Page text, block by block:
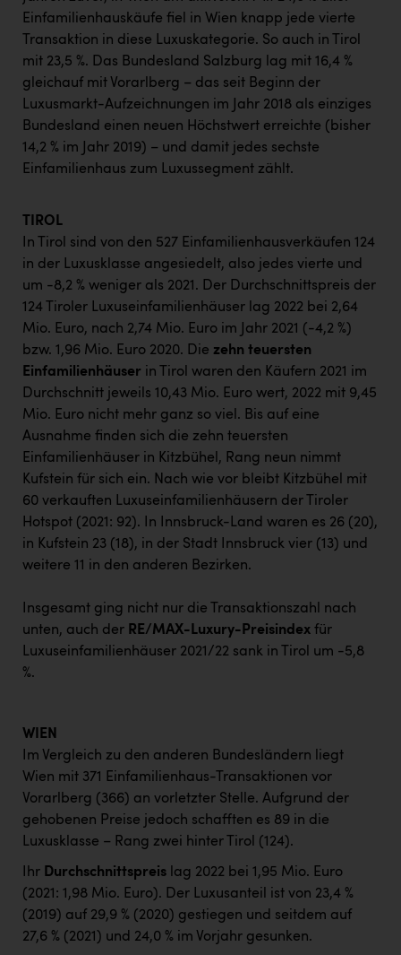
Einfamilienhauskäufe fiel in Wien knapp jede vierte
Transaktion in diese Luxuskategorie. So auch in Tirol
mit 23,5 %. Das Bundesland Salzburg lag mit 16,4 %
gleichauf mit Vorarlberg – das seit Beginn der
Luxusmarkt-Aufzeichnungen im Jahr 2018 als einziges
Bundesland einen neuen Höchstwert erreichte (bisher
14,2 % im Jahr 2019) – und damit jedes sechste
Einfamilienhaus zum Luxussegment zählt.
TIROL
In Tirol sind von den 527 Einfamilienhausverkäufen 124
in der Luxusklasse angesiedelt, also jedes vierte und
um -8,2 % weniger als 2021. Der Durchschnittspreis der
124 Tiroler Luxuseinfamilienhäuser lag 2022 bei 2,64
Mio. Euro, nach 2,74 Mio. Euro im Jahr 2021 (-4,2 %)
bzw. 1,96 Mio. Euro 2020. Die zehn teuersten
Einfamilienhäuser in Tirol waren den Käufern 2021 im
Durchschnitt jeweils 10,43 Mio. Euro wert, 2022 mit 9,45
Mio. Euro nicht mehr ganz so viel. Bis auf eine
Ausnahme finden sich die zehn teuersten
Einfamilienhäuser in Kitzbühel, Rang neun nimmt
Kufstein für sich ein. Nach wie vor bleibt Kitzbühel mit
60 verkauften Luxuseinfamilienhäusern der Tiroler
Hotspot (2021: 92). In Innsbruck-Land waren es 26 (20),
in Kufstein 23 (18), in der Stadt Innsbruck vier (13) und
weitere 11 in den anderen Bezirken.
Insgesamt ging nicht nur die Transaktionszahl nach
unten, auch der RE/MAX-Luxury-Preisindex für
Luxuseinfamilienhäuser 2021/22 sank in Tirol um -5,8
%.
WIEN
Im Vergleich zu den anderen Bundesländern liegt
Wien mit 371 Einfamilienhaus-Transaktionen vor
Vorarlberg (366) an vorletzter Stelle. Aufgrund der
gehobenen Preise jedoch schafften es 89 in die
Luxusklasse – Rang zwei hinter Tirol (124).
Ihr Durchschnittspreis lag 2022 bei 1,95 Mio. Euro
(2021: 1,98 Mio. Euro). Der Luxusanteil ist von 23,4 %
(2019) auf 29,9 % (2020) gestiegen und seitdem auf
27,6 % (2021) und 24,0 % im Vorjahr gesunken.